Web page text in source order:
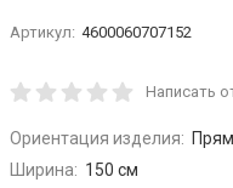
Артикул: 4600060707152
Написать
Ориентация изделия:
Ширина: 150 см